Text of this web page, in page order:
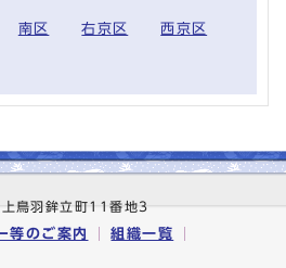
南区 右京区 西京区
鳥羽鉾立町11番地3
等のご案内 組織一覧